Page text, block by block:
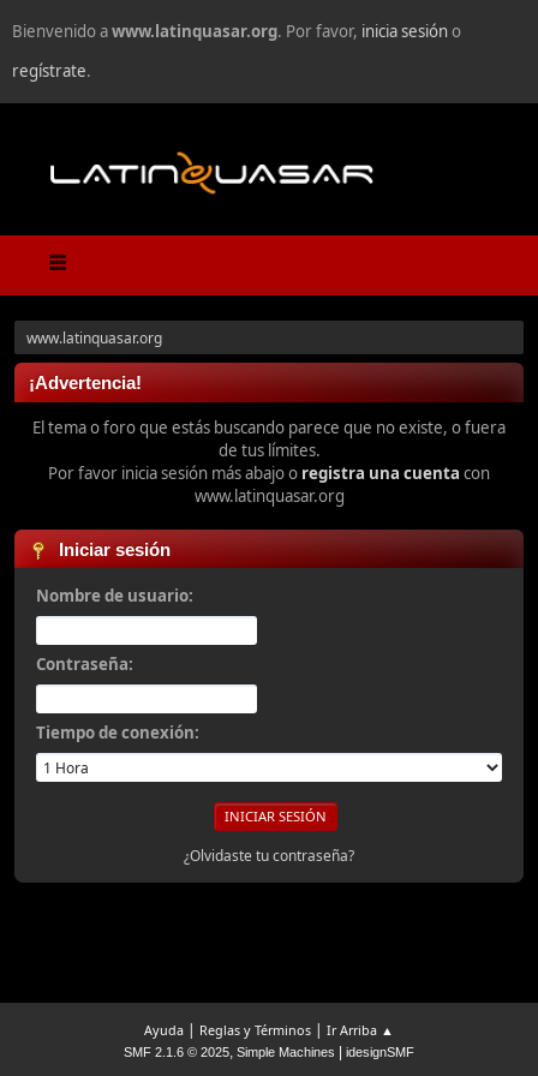
Bienvenido awww.latinquasar.org. Por favor, inicia sesióno
regístrate.
www.latinquasar.org
¡Advertencia!
El tema o foro que estás buscando parece que no existe, o fuera
de tus límites.
Por favor inicia sesión más abajo o registra una cuenta con
www.latinquasar.org
Iniciar sesión
Nombre de usuario:
Contraseña:
Tiempo de conexión:
¿Olvidaste tu contraseña?
Ayuda | Reglas y Términos | Ir Arriba ▲
SMF 2.1.6 © 2025, Simple Machines idesignSMF